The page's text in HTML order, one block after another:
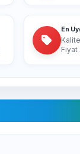
En
Fiyat